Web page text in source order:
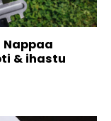
& ihastu